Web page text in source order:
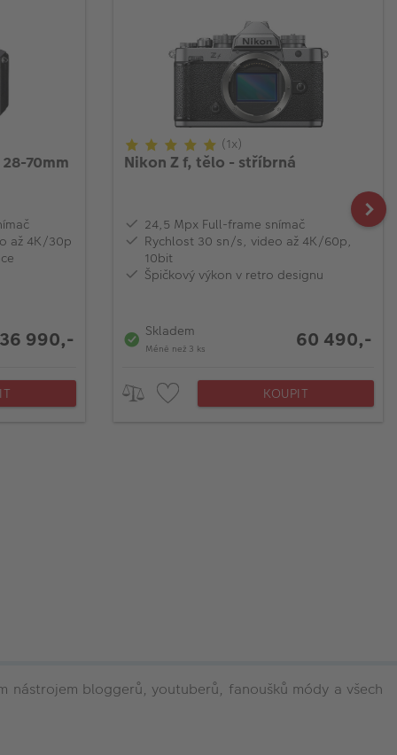
70mm
až 4K/30p
36 990,-
(1x)
Nikon Z f, tělo - stříbrná
24,5 Mpx Full-frame snímač
Rychlost 30 sn/s, video až 4K/60p,
10bit
Špičkový výkon v retro designu
Skladem
Méně než 3 ks 60 490,-
KOUPIT
bloggerů, youtuberů, fanoušků módy a všech